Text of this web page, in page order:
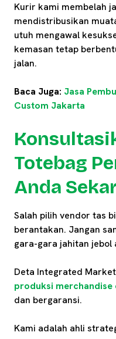
Kurir kami membelah
mendistribusikan
utuh mengawal
kemasan tetap
jalan.
Baca Juga: Jasa
Custom Jakarta
Totebag
Anda
Salah pilih vendor tas
berantakan. Jangan
gara-gara jahitan
Deta Integrated
produksi merchandise
dan bergaransi.
Kami adalah ahli